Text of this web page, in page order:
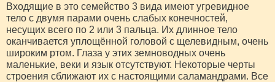
Входящие в это семейство 3 вида имеют угревидное
тело с двумя парами очень слабых конечностей,
несущих всего по 2 или 3 пальца. Их длинное тело
оканчивается уплощённой головой с щелевидным, очень
широким ртом. Глаза у этих земноводных очень
маленькие, веки и язык отсутствуют. Некоторые черты
строения сближают их с настоящими саламандрами. Все